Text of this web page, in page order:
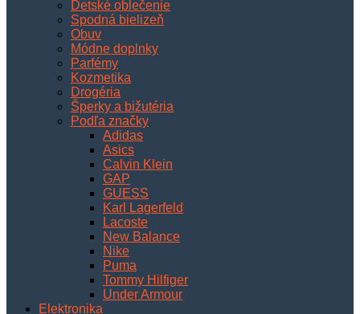
Detské oblečenie
Spodná bielizeň
Obuv
Módne doplnky
Parfémy
Kozmetika
Drogéria
Šperky a bižutéria
Podľa značky
Adidas
Asics
Calvin Klein
GAP
GUESS
Karl Lagerfeld
Lacoste
New Balance
Nike
Puma
Tommy Hilfiger
Under Armour
Elektronika